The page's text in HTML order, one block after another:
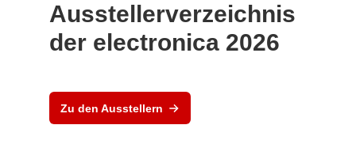
Ausstellerverzeichnis
der electronica 2026
Zu den Ausstellern